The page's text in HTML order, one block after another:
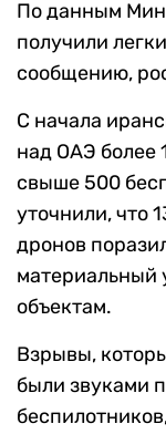
По данным
получили
сообщению,
С начала
над ОАЭ более
свыше 500
уточнили, что
дронов
материальный
объектам.
Взрывы,
были звуками